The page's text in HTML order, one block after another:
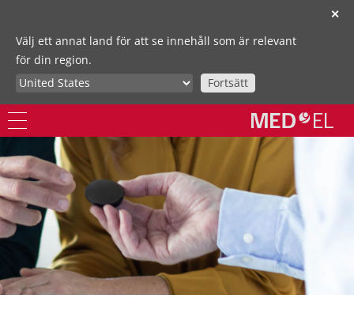
✕
Välj ett annat land för att se innehåll som är relevant
för din region.
Fortsätt